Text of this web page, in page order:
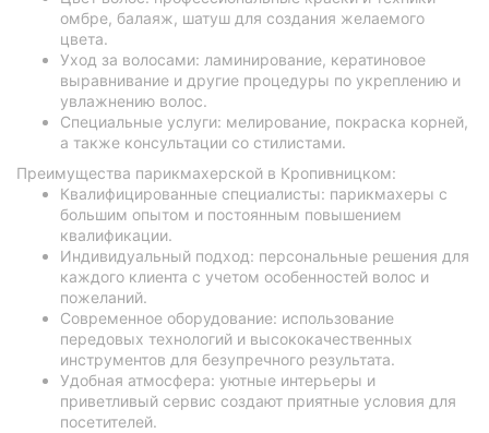
омбре, балаяж, шатуш для создания желаемого
цвета.
Уход за волосами: ламинирование, кератиновое
выравнивание и другие процедуры по укреплению и
увлажнению волос.
Специальные услуги: мелирование, покраска корней,
а также консультации со стилистами.
Преимущества парикмахерской в ​​Кропивницком:
Квалифицированные специалисты: парикмахеры с
большим опытом и постоянным повышением
квалификации.
Индивидуальный подход: персональные решения для
каждого клиента с учетом особенностей волос и
пожеланий.
Современное оборудование: использование
передовых технологий и высококачественных
инструментов для безупречного результата.
Удобная атмосфера: уютные интерьеры и
приветливый сервис создают приятные условия для
посетителей.